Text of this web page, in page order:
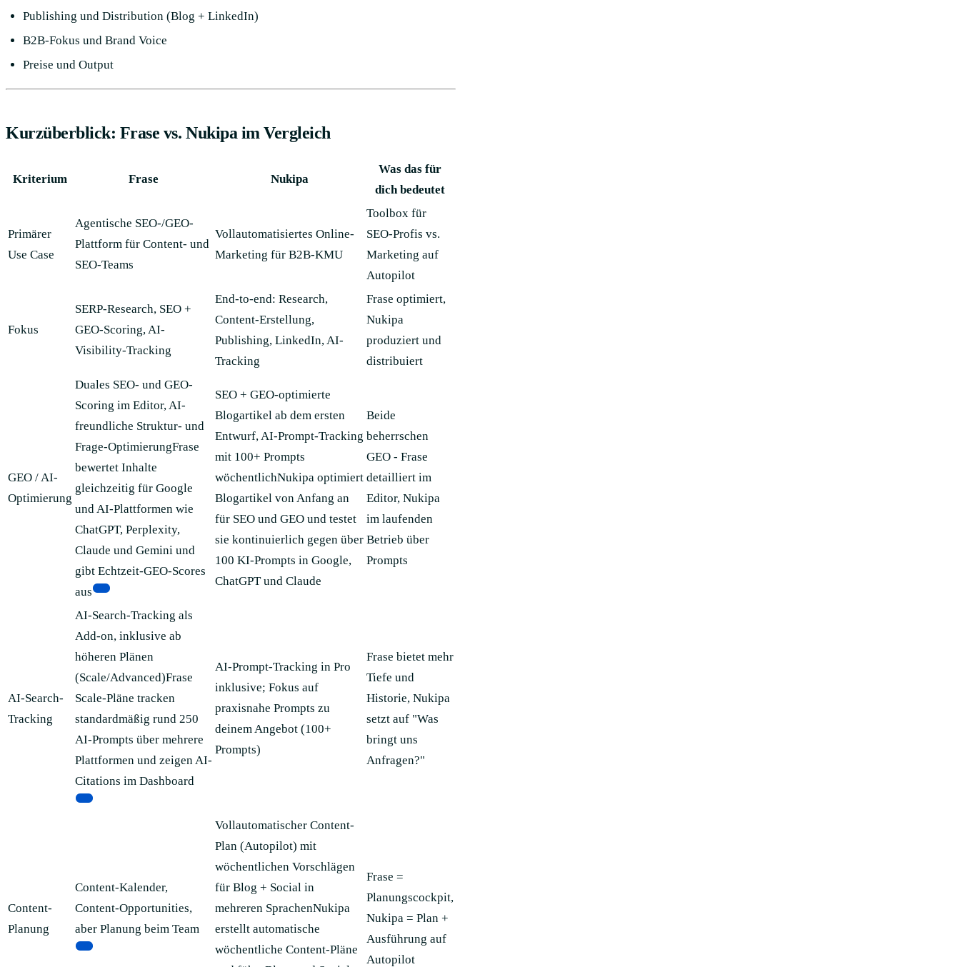
Publishing und Distribution (Blog + LinkedIn)
B2B-Fokus und Brand Voice
Preise und Output
Kurzüberblick: Frase vs. Nukipa im Vergleich
Kriterium Frase Nukipa
Was das für
dich bedeutet
Primärer
Use Case
Agentische SEO-/GEO-
Plattform für Content- und
SEO-Teams
Vollautomatisiertes Online-
Marketing für B2B-KMU
Toolbox für
SEO-Profis vs.
Marketing auf
Autopilot
Fokus
SERP-Research, SEO +
GEO-Scoring, AI-
Visibility-Tracking
End-to-end: Research,
Content-Erstellung,
Publishing, LinkedIn, AI-
Tracking
Frase optimiert,
Nukipa
produziert und
distribuiert
GEO / AI-
Optimierung
Duales SEO- und GEO-
Scoring im Editor, AI-
freundliche Struktur- und
Frage-OptimierungFrase
bewertet Inhalte
gleichzeitig für Google
und AI-Plattformen wie
ChatGPT, Perplexity,
Claude und Gemini und
gibt Echtzeit-GEO-Scores
aus
SEO + GEO-optimierte
Blogartikel ab dem ersten
Entwurf, AI-Prompt-Tracking
mit 100+ Prompts
wöchentlichNukipa optimiert
Blogartikel von Anfang an
für SEO und GEO und testet
sie kontinuierlich gegen über
100 KI-Prompts in Google,
ChatGPT und Claude
Beide
beherrschen
GEO - Frase
detailliert im
Editor, Nukipa
im laufenden
Betrieb über
Prompts
AI-Search-
Tracking
AI-Search-Tracking als
Add-on, inklusive ab
höheren Plänen
(Scale/Advanced)Frase
Scale-Pläne tracken
standardmäßig rund 250
AI-Prompts über mehrere
Plattformen und zeigen AI-
Citations im Dashboard
AI-Prompt-Tracking in Pro
inklusive; Fokus auf
praxisnahe Prompts zu
deinem Angebot (100+
Prompts)
Frase bietet mehr
Tiefe und
Historie, Nukipa
setzt auf "Was
bringt uns
Anfragen?"
Content-
Planung
Content-Kalender,
Content-Opportunities,
aber Planung beim Team
Vollautomatischer Content-
Plan (Autopilot) mit
wöchentlichen Vorschlägen
für Blog + Social in
mehreren SprachenNukipa
erstellt automatische
wöchentliche Content-Pläne
Frase =
Planungscockpit,
Nukipa = Plan +
Ausführung auf
Autopilot